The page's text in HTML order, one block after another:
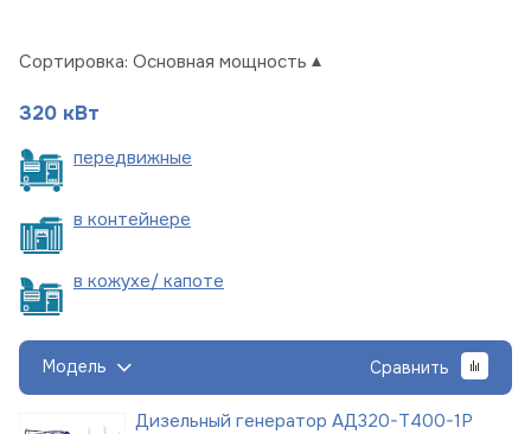
Сортировка: Основная мощность
320 кВт
передвижные
в контейнере
в кожухе/ капоте
Модель Сравнить
Дизельный генератор АД320-Т400-1Р